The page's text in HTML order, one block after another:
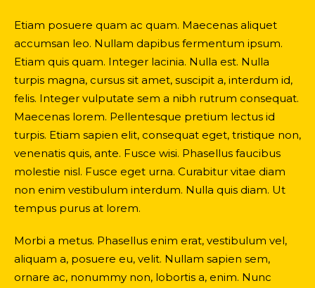
Etiam posuere quam ac quam. Maecenas aliquet
accumsan leo. Nullam dapibus fermentum ipsum.
Etiam quis quam. Integer lacinia. Nulla est. Nulla
turpis magna, cursus sit amet, suscipit a, interdum id,
felis. Integer vulputate sem a nibh rutrum consequat.
Maecenas lorem. Pellentesque pretium lectus id
turpis. Etiam sapien elit, consequat eget, tristique non,
venenatis quis, ante. Fusce wisi. Phasellus faucibus
molestie nisl. Fusce eget urna. Curabitur vitae diam
non enim vestibulum interdum. Nulla quis diam. Ut
tempus purus at lorem.
Morbi a metus. Phasellus enim erat, vestibulum vel,
aliquam a, posuere eu, velit. Nullam sapien sem,
ornare ac, nonummy non, lobortis a, enim. Nunc